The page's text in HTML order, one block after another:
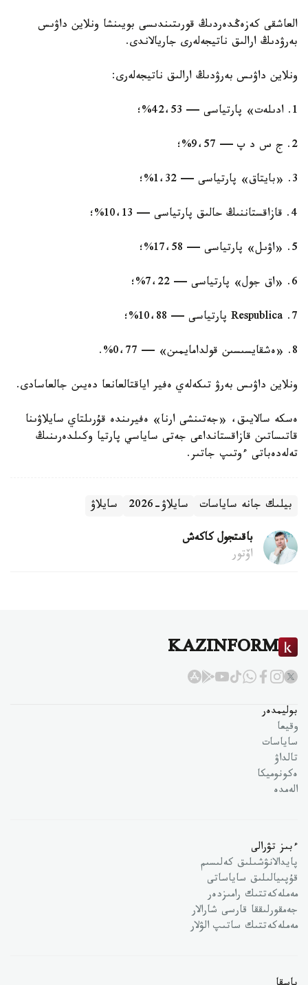
العاشقى كەزەڭدەردىڭ قورىتىندىسى بويىنشا ونلاين داۋىس
بەرۋدىڭ ارالىق ناتيجەلەرى جاريالاندى.
ونلاين داۋىس بەرۋدىڭ ارالىق ناتيجەلەرى:
1. ادىلەت» پارتياسى — 42،53%؛
2. ج س د پ — 9،57%؛
3. «بايتاق» پارتياسى — 1،32%؛
4. قازاقستاننىڭ حالىق پارتياسى — 10،13%؛
5. «اۋىل» پارتياسى — 17،58%؛
6. «اق جول» پارتياسى — 7،22%؛
7. Respublica پارتياسى — 10،88%؛
8. «ەشقايسىسىن قولدامايمىن» — 0،77%.
ونلاين داۋىس بەرۋ تىكەلەي ەفير اياقتالعانعا دەيىن جالعاسادى.
ەسكە سالايىق، «جەتىنشى ارنا» ەفيرىندە قۇرىلتاي سايلاۋىنا
قاتىساتىن قازاقستانداعى جەتى ساياسي پارتيا وكىلدەرىنىڭ
تەلەدەباتى ءوتىپ جاتىر.
بيلىك جانە ساياسات سايلاۋ-2026 سايلاۋ
باقىتجول كاكەش
اۆتور
KAZINFORM
بوليمدەر
وقيعا
ساياسات
تالداۋ
ەكونوميكا
الەمدە
ءبىز تۋرالى
پايدالانۋشىلىق كەلىسىم
قۇپىيالىلىق ساياساتى
مەملەكەتتىك رامىزدەر
جەمقورلىققا قارسى شارالار
مەملەكەتتىك ساتىپ الۋلار